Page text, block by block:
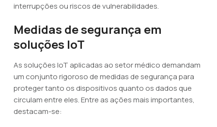
interrupções ou riscos de vulnerabilidades.
Medidas de segurança em
soluções IoT
As soluções IoT aplicadas ao setor médico demandam
um conjunto rigoroso de medidas de segurança para
proteger tanto os dispositivos quanto os dados que
circulam entre eles. Entre as ações mais importantes,
destacam-se: